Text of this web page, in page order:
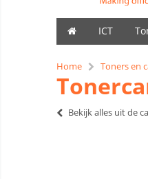
ICT
Home Toners en
Bekijk alles uit de